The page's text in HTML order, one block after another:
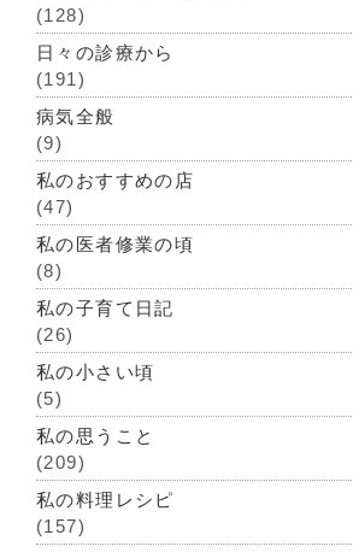
(128)
日々の診療から
(191)
病気全般
(9)
私のおすすめの店
(47)
私の医者修業の頃
(8)
私の子育て日記
(26)
私の小さい頃
(5)
私の思うこと
(209)
私の料理レシピ
(157)